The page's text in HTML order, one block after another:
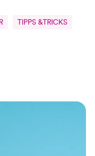
TIPPS &TRICKS